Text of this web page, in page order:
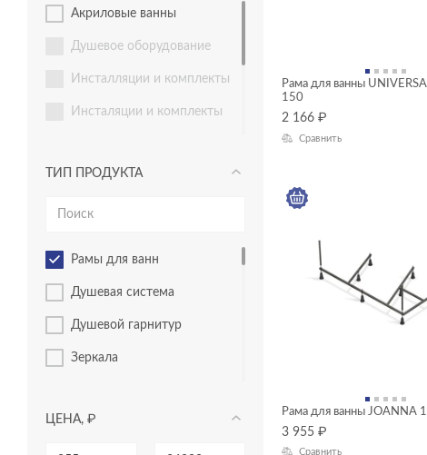
акриловые ванны
душевое оборудование
инсталляции и комплекты
инсталяции и комплекты
мебель для ванной
раковины и пьедесталы
ТИП ПРОДУКТА
рамы для ванн
душевая система
душевой гарнитур
зеркала
инсталляции
ЦЕНА, ₽
Рама для ванны
150
2 166 ₽
Сравнить
Рама для ванны JOANNA
3 955 ₽
Сравнить